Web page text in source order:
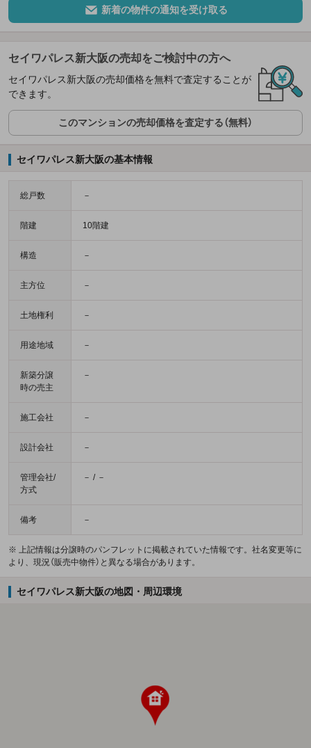
新着の物件の通知を受け取る
セイワパレス新大阪の売却をご検討中の方へ
セイワパレス新大阪の売却価格を無料で査定することが
できます。
このマンションの売却価格を査定する（無料）
セイワパレス新大阪の基本情報
総戸数 －
階建 10階建
構造 －
主方位 －
土地権利 －
用途地域 －
新築分譲
時の売主
－
施工会社 －
設計会社 －
管理会社/
方式
－ / －
備考 －
※ 上記情報は分譲時のパンフレットに掲載されていた情報です。社名変更等に
より、現況（販売中物件）と異なる場合があります。
セイワパレス新大阪の地図・周辺環境